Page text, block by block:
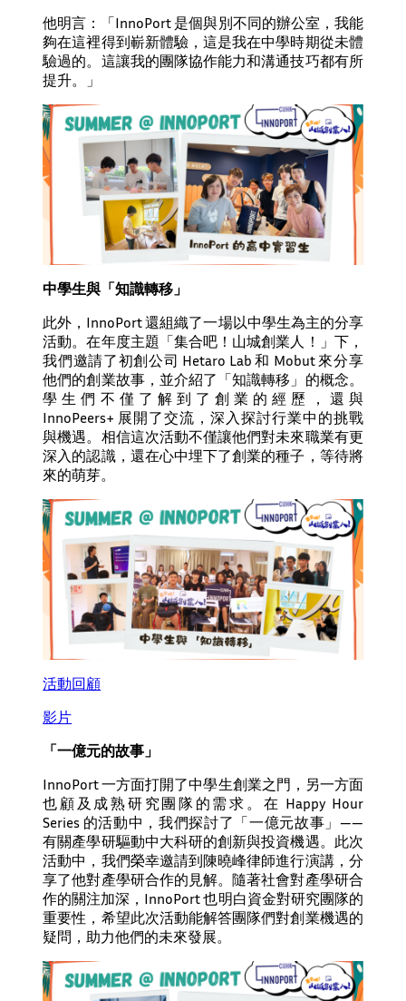
他明言：「InnoPort 是個與別不同的辦公室，我能
夠在這裡得到嶄新體驗，這是我在中學時期從未體
驗過的。這讓我的團隊協作能力和溝通技巧都有所
提升。」
中學生與「知識轉移」
此外，InnoPort 還組織了一場以中學生為主的分享
活動。在年度主題「集合吧！山城創業人！」下，
我們邀請了初創公司 Hetaro Lab 和 Mobut 來分享
他們的創業故事，並介紹了「知識轉移」的概念。
學生們不僅了解到了創業的經歷，還與
InnoPeers+ 展開了交流，深入探討行業中的挑戰
與機遇。相信這次活動不僅讓他們對未來職業有更
深入的認識，還在心中埋下了創業的種子，等待將
來的萌芽。
活動回顧
影片
「一億元的故事」
InnoPort 一方面打開了中學生創業之門，另一方面
也顧及成熟研究團隊的需求。在 Happy Hour
Series 的活動中，我們探討了「一億元故事」——
有關產學研驅動中大科研的創新與投資機遇。此次
活動中，我們榮幸邀請到陳曉峰律師進行演講，分
享了他對產學研合作的見解。隨著社會對產學研合
作的關注加深，InnoPort 也明白資金對研究團隊的
重要性，希望此次活動能解答團隊們對創業機遇的
疑問，助力他們的未來發展。